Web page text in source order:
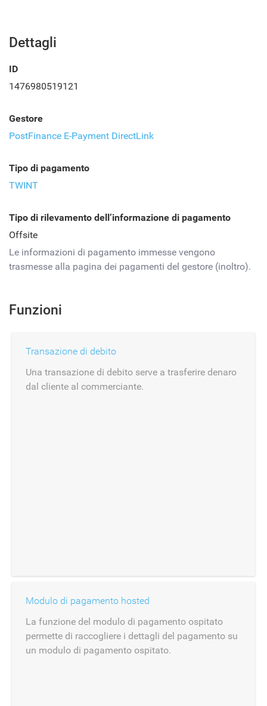
Dettagli
ID
1476980519121
Gestore
PostFinance E-Payment DirectLink
Tipo di pagamento
TWINT
Tipo di rilevamento dell’informazione di pagamento
Offsite
Le informazioni di pagamento immesse vengono
trasmesse alla pagina dei pagamenti del gestore (inoltro).
Funzioni
Transazione di debito
Una transazione di debito serve a trasferire denaro
dal cliente al commerciante.
Modulo di pagamento hosted
La funzione del modulo di pagamento ospitato
permette di raccogliere i dettagli del pagamento su
un modulo di pagamento ospitato.